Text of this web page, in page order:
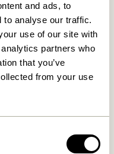
and ads, to
to analyse our traffic.
use of our site with
partners who
that you’ve
from your use